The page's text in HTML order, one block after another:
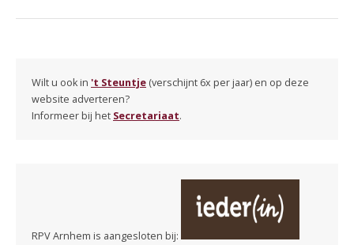
Wilt u ook in 't Steuntje (verschijnt 6x per jaar) en op deze
website adverteren?
Informeer bij het Secretariaat.
RPV Arnhem is aangesloten bij: